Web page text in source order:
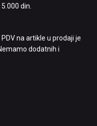
din.
na artikle u prodaji je
dodatnih i